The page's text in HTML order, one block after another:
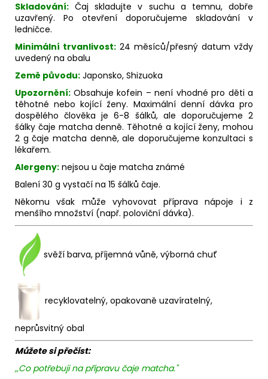
Skladování: Čaj skladujte v suchu a temnu, dobře
uzavřený. Po otevření doporučujeme skladování v
ledničce.
Minimální trvanlivost: 24 měsíců/přesný datum vždy
uvedený na obalu
Země původu: Japonsko, Shizuoka
Upozornění: Obsahuje kofein – není vhodné pro děti a
těhotné nebo kojící ženy. Maximální denní dávka pro
dospělého člověka je 6-8 šálků, ale doporučujeme 2
šálky čaje matcha denně. Těhotné a kojící ženy, mohou
2 g čaje matcha denně, ale doporučujeme konzultaci s
lékařem.
Alergeny: nejsou u čaje matcha známé
Balení 30 g vystačí na 15 šálků čaje.
Někomu však může vyhovovat příprava nápoje i z
menšího množství (např. poloviční dávka).
svěží barva, příjemná vůně, výborná chuť
recyklovatelný, opakovaně uzavíratelný,
neprůsvitný obal
Můžete si přečíst:
,,Co potřebuji na přípravu čaje matcha."